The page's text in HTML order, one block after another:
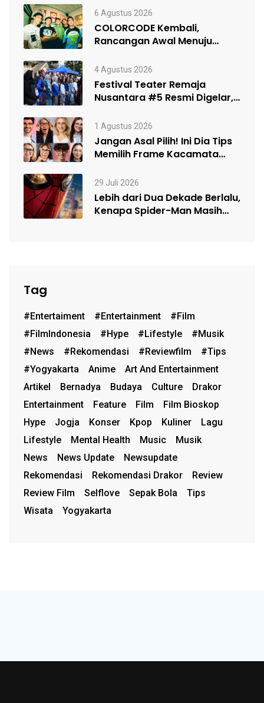
6 Agustus 2026
COLORCODE Kembali,
Rancangan Awal Menuju
4 Agustus 2026
Festival Teater Remaja
Nusantara #5 Resmi Digelar,
1 Agustus 2026
Jangan Asal Pilih! Ini Dia Tips
Memilih Frame Kacamata
29 Juli 2026
Lebih dari Dua Dekade Berlalu,
Kenapa Spider-Man Masih
Tag
#entertaiment #entertainment
#film
#FilmIndonesia
#hype #lifestyle
#musik
#News
#rekomendasi #reviewfilm
#Tips
#Yogyakarta
Anime
Art And Entertainment
Artikel
Bernadya Budaya Culture
Drakor
Entertainment
Feature Film
Film Bioskop
Hype
Jogja Konser Kpop Kuliner
Lagu
Lifestyle
Mental Health Music
Musik
News
News Update
Newsupdate
Rekomendasi
Rekomendasi Drakor
Review
Review Film
Selflove Sepak Bola
Tips
Wisata
Yogyakarta